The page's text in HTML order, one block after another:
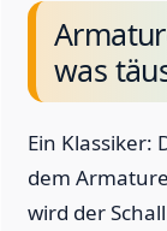
was
Ein Klassiker:
dem
wird der